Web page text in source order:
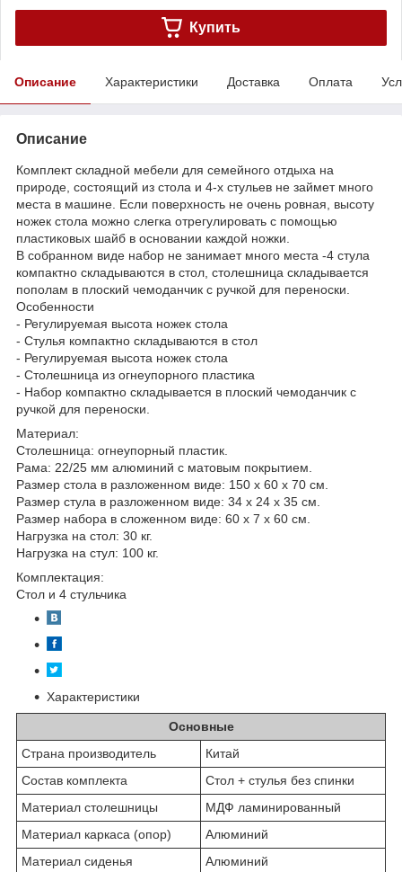
Купить
Описание Характеристики Доставка Оплата
Описание
Комплект складной мебели для семейного отдыха на
природе, состоящий из стола и 4-х стульев не займет много
места в машине. Если поверхность не очень ровная, высоту
ножек стола можно слегка отрегулировать с помощью
пластиковых шайб в основании каждой ножки.
В собранном виде набор не занимает много места -4 стула
компактно складываются в стол, столешница складывается
пополам в плоский чемоданчик с ручкой для переноски.
Особенности
- Регулируемая высота ножек стола
- Стулья компактно складываются в стол
- Регулируемая высота ножек стола
- Столешница из огнеупорного пластика
- Набор компактно складывается в плоский чемоданчик с
ручкой для переноски.
Материал:
Столешница: огнеупорный пластик.
Рама: 22/25 мм алюминий с матовым покрытием.
Размер стола в разложенном виде: 150 х 60 х 70 см.
Размер стула в разложенном виде: 34 х 24 х 35 см.
Размер набора в сложенном виде: 60 х 7 х 60 см.
Нагрузка на стол: 30 кг.
Нагрузка на стул: 100 кг.
Комплектация:
Стол и 4 стульчика
Характеристики
Основные
Страна производитель
Китай
Состав комплекта
Стол + стулья без спинки
Материал столешницы
МДФ ламинированный
Материал каркаса (опор)
Алюминий
Материал сиденья
Алюминий